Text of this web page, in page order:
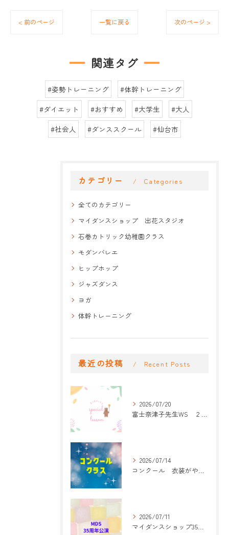
< 前のページ 一覧に戻る 次のページ >
関連タグ
#姿勢トレーニング
#体幹トレーニング
#ダイエット
#おすすめ #大学生
#大人
#社会人
#ダンススクール #仙台市
カテゴリー Categories
全てのカテゴリー
マイダンスショップ 出花スタジオ
石巻カトリック幼稚園クラス
モダンバレエ
ヒップホップ
ジャズダンス
ヨガ
体幹トレーニング
最近の投稿 Recent Posts
2026/07/20
富士奈津子先生WS ２回目
2026/07/14
コンクール 衣装がやって来た！
2026/07/11
マイダンスショップ35周年記念公演 振付開始